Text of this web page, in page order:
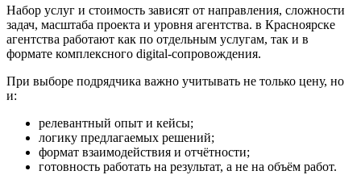
Набор услуг и стоимость зависят от направления, сложности
задач, масштаба проекта и уровня агентства. в Красноярске
агентства работают как по отдельным услугам, так и в
формате комплексного digital-сопровождения.
При выборе подрядчика важно учитывать не только цену, но
и:
релевантный опыт и кейсы;
логику предлагаемых решений;
формат взаимодействия и отчётности;
готовность работать на результат, а не на объём работ.